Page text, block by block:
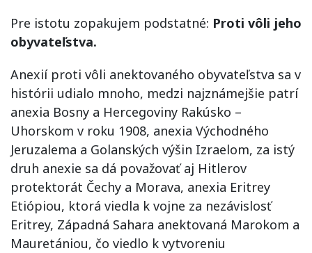
Pre istotu zopakujem podstatné: Proti vôli jeho
obyvateľstva.
Anexií proti vôli anektovaného obyvateľstva sa v
histórii udialo mnoho, medzi najznámejšie patrí
anexia Bosny a Hercegoviny Rakúsko –
Uhorskom v roku 1908, anexia Východného
Jeruzalema a Golanských výšin Izraelom, za istý
druh anexie sa dá považovať aj Hitlerov
protektorát Čechy a Morava, anexia Eritrey
Etiópiou, ktorá viedla k vojne za nezávislosť
Eritrey, Západná Sahara anektovaná Marokom a
Mauretániou, čo viedlo k vytvoreniu